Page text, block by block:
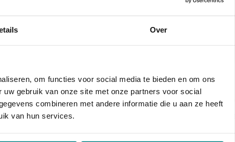
Over
om functies voor social media te bieden en om ons
gebruik van onze site met onze partners voor social
combineren met andere informatie die u aan ze heeft
van hun services.
Schoonheidsspecialist(e)
Skin
korting verlengd t.e.m. 7 augustus 2026.